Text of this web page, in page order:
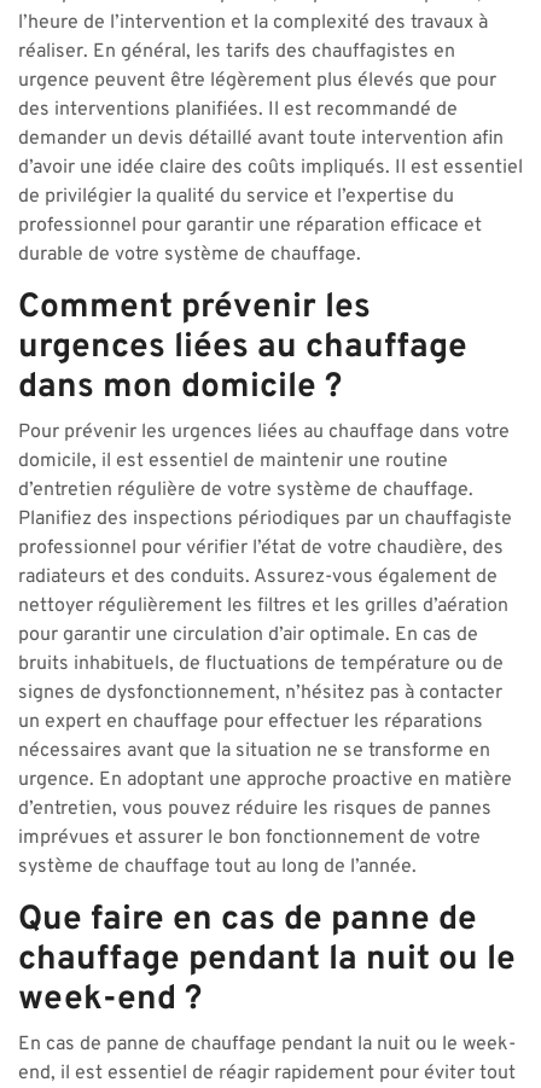
l’heure de l’intervention et la complexité des travaux à
réaliser. En général, les tarifs des chauffagistes en
urgence peuvent être légèrement plus élevés que pour
des interventions planifiées. Il est recommandé de
demander un devis détaillé avant toute intervention afin
d’avoir une idée claire des coûts impliqués. Il est essentiel
de privilégier la qualité du service et l’expertise du
professionnel pour garantir une réparation efficace et
durable de votre système de chauffage.
Comment prévenir les
urgences liées au chauffage
dans mon domicile ?
Pour prévenir les urgences liées au chauffage dans votre
domicile, il est essentiel de maintenir une routine
d’entretien régulière de votre système de chauffage.
Planifiez des inspections périodiques par un chauffagiste
professionnel pour vérifier l’état de votre chaudière, des
radiateurs et des conduits. Assurez-vous également de
nettoyer régulièrement les filtres et les grilles d’aération
pour garantir une circulation d’air optimale. En cas de
bruits inhabituels, de fluctuations de température ou de
signes de dysfonctionnement, n’hésitez pas à contacter
un expert en chauffage pour effectuer les réparations
nécessaires avant que la situation ne se transforme en
urgence. En adoptant une approche proactive en matière
d’entretien, vous pouvez réduire les risques de pannes
imprévues et assurer le bon fonctionnement de votre
système de chauffage tout au long de l’année.
Que faire en cas de panne de
chauffage pendant la nuit ou le
week-end ?
En cas de panne de chauffage pendant la nuit ou le week-
end, il est essentiel de réagir rapidement pour éviter tout